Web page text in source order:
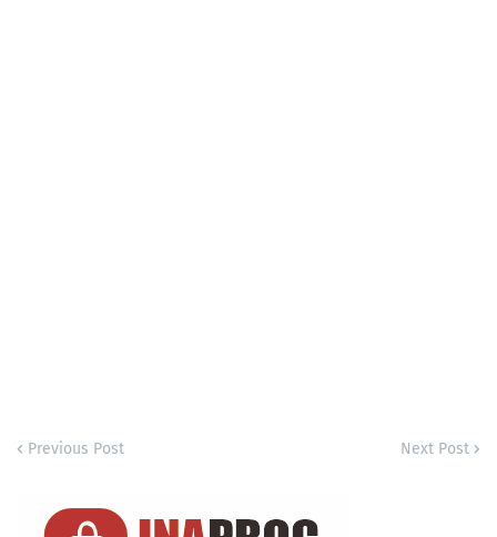
Previous Post Next Post